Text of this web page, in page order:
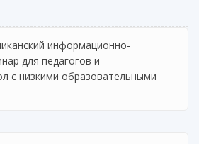
информационно-
для педагогов и
с низкими образовательными